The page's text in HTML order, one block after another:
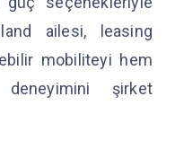
ailesi, leasing
mobiliteyi hem
şirket